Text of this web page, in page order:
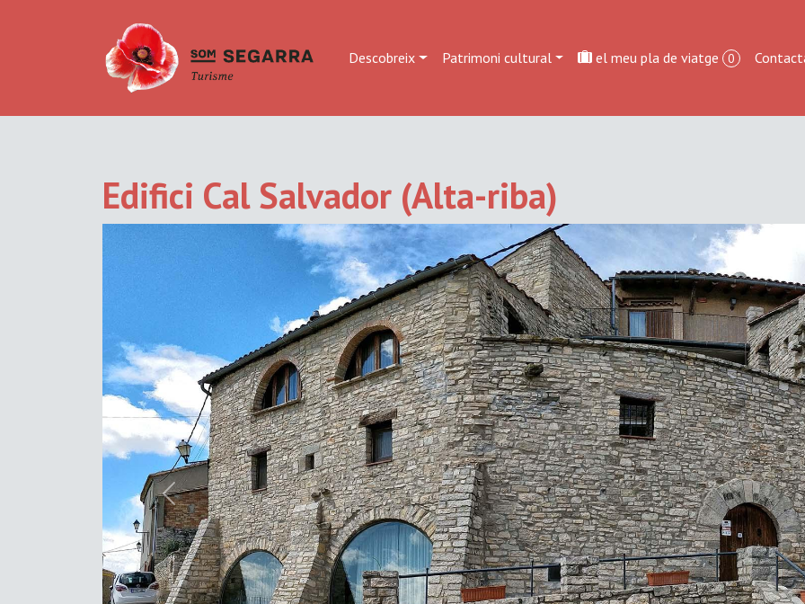
Descobreix Patrimoni cultural el meu pla de viatge 0
Edifici Cal Salvador (Alta-riba)
Previous